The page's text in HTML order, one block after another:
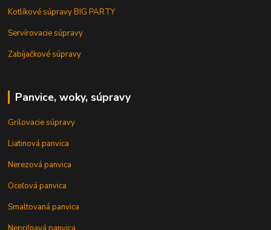
Kotlíkové súpravy BIG PARTY
Servírovacie súpravy
Zabíjačkové súpravy
Panvice, woky, súpravy
Grilovacie súpravy
Liatinová panvica
Nerezová panvica
Oceľová panvica
Smaltovaná panvica